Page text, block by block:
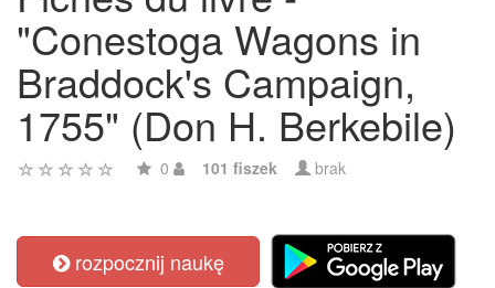
"Conestoga Wagons in
Braddock's Campaign,
1755" (Don H. Berkebile)
0 101 fiszek brak
rozpocznij naukę